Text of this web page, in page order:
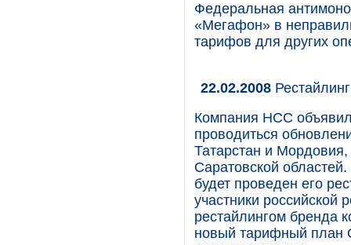
Федеральная
«Мегафон» в
тарифов для других
22.02.2008
Компания НСС
проводиться
Татарстан и
Саратовской
будет проведен его
участники российской
рестайлингом бренда
новый тарифный план